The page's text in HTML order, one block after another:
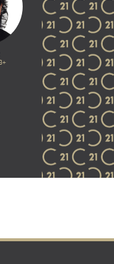
+972523633343